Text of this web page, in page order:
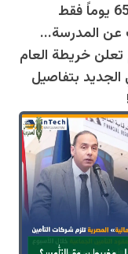
عاجل: 65 يوماً فقط
المدرسة...
تعلن خريطة العام
الجديد بتفاصيل